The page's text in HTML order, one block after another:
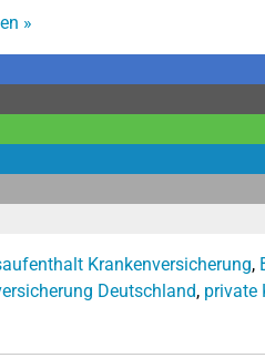
»
Krankenversicherung,
Deutschland, private